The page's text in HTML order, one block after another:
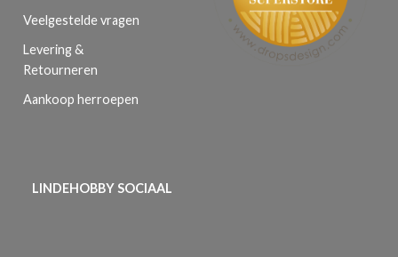
Veelgestelde vragen
Levering &
Retourneren
Aankoop herroepen
LINDEHOBBY SOCIAAL